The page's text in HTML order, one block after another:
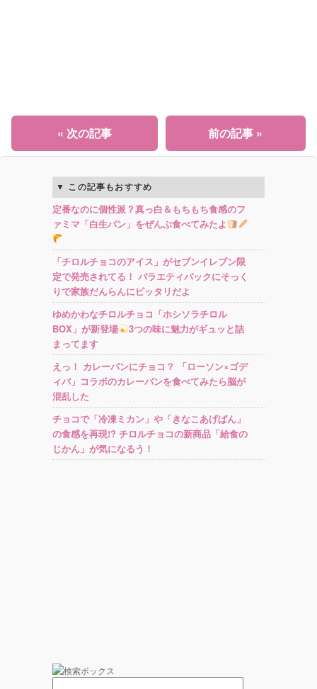
前の記事 »
« 次の記事
この記事もおすすめ
定番なのに個性派？真っ白＆もちもち食感のフ
ァミマ「白生パン」をぜんぶ食べてみたよ
「チロルチョコのアイス」がセブンイレブン限
定で発売されてる！ バラエティパックにそっく
りで家族だんらんにピッタリだよ
ゆめかわなチロルチョコ「ホシソラチロル
BOX」が新登場
3つの味に魅力がギュッと詰
まってます
えっ！ カレーパンにチョコ？ 「ローソン×ゴデ
ィバ」コラボのカレーパンを食べてみたら脳が
混乱した
チョコで「冷凍ミカン」や「きなこあげぱん」
の食感を再現!? チロルチョコの新商品「給食の
じかん」が気になるう！